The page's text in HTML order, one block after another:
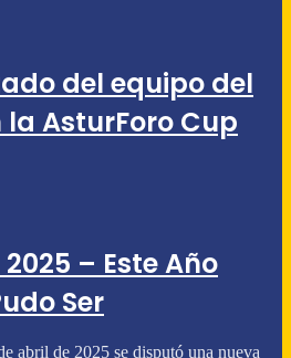
del equipo del
la AsturForo Cup
– Este Año
Ser
abril de 2025 se disputó una nueva